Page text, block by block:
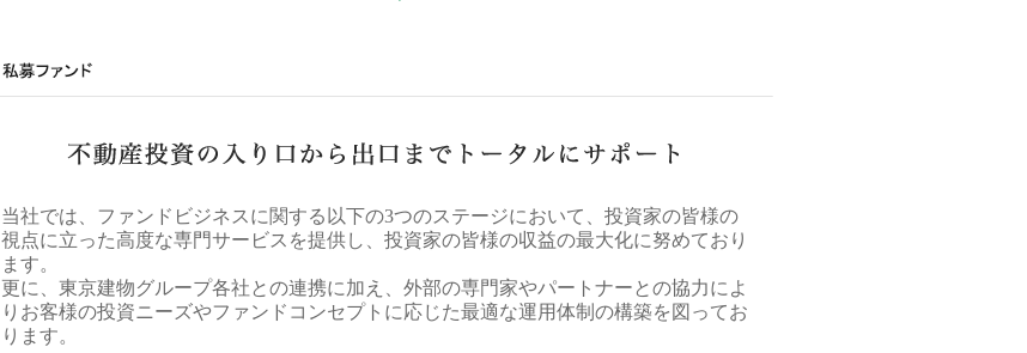
当社では、ファンドビジネスに関する以下の3つのステージにおいて、投資家の皆様の
視点に立った高度な専門サービスを提供し、投資家の皆様の収益の最大化に努めており
ます。
更に、東京建物グループ各社との連携に加え、外部の専門家やパートナーとの協力によ
りお客様の投資ニーズやファンドコンセプトに応じた最適な運用体制の構築を図ってお
ります。